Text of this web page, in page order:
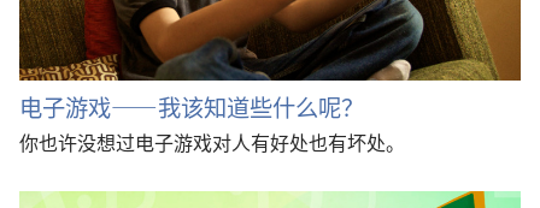
电子游戏——我该知道些什么呢？
你也许没想过电子游戏对人有好处也有坏处。